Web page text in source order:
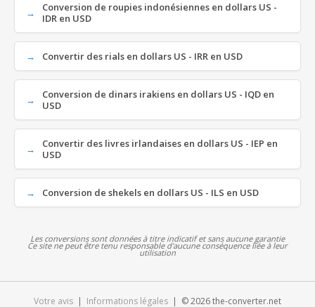
Conversion de roupies indonésiennes en dollars US -
IDR en USD
Convertir des rials en dollars US - IRR en USD
Conversion de dinars irakiens en dollars US - IQD en
USD
Convertir des livres irlandaises en dollars US - IEP en
USD
Conversion de shekels en dollars US - ILS en USD
Les conversions sont données à titre indicatif et sans aucune garantie
Ce site ne peut être tenu responsable d'aucune conséquence liée à leur
utilisation
Votre avis | Informations légales | © 2026 the-converter.net